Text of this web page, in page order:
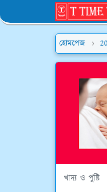
হোমপেজ
খাদ্য ও পুষ্টি